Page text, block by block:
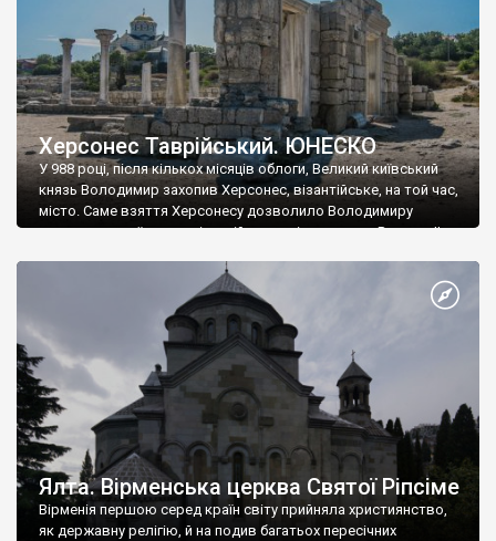
Херсонес Таврійський. ЮНЕСКО
У 988 році, після кількох місяців облоги, Великий київський
князь Володимир захопив Херсонес, візантійське, на той час,
місто. Саме взяття Херсонесу дозволило Володимиру
диктувати свої умови візантійському імператору Василю ІІ, та
Херсонесі Володимир-язичник, став Василем-християнином.
А потім було Хрещення Русі. На честь Херсонесу Таврійського
Ялта. Вірменська церква Святої Ріпсіме
Вірменія першою серед країн світу прийняла християнство,
як державну релігію, й на подив багатьох пересічних